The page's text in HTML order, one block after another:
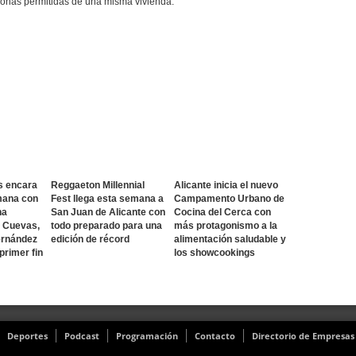
encara
con
Cuevas,
fin
Reggaeton Millennial
Fest llega esta semana a
San Juan de Alicante con
todo preparado para una
edición de récord
Alicante inicia el nuevo
Campamento Urbano de
Cocina del Cerca con
más protagonismo a la
alimentación saludable y
los showcookings
Deportes Podcast Programación Contacto Directorio de Empresas